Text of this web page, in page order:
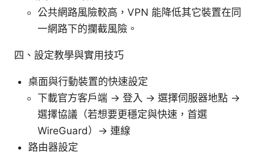
公共網路風險較高，VPN 能降低其它裝置在同
一網路下的攔截風險。
四、設定教學與實用技巧
桌面與行動裝置的快速設定
下載官方客戶端 → 登入 → 選擇伺服器地點 →
選擇協議（若想要更穩定與快速，首選
WireGuard）→ 連線
路由器設定